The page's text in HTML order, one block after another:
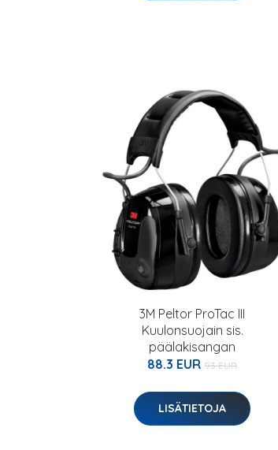
3M Peltor ProTac III
Kuulonsuojain sis.
päälakisangan
88.3 EUR93 EUR
LISÄTIETOJA